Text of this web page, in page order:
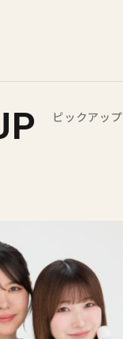
ピックアップ